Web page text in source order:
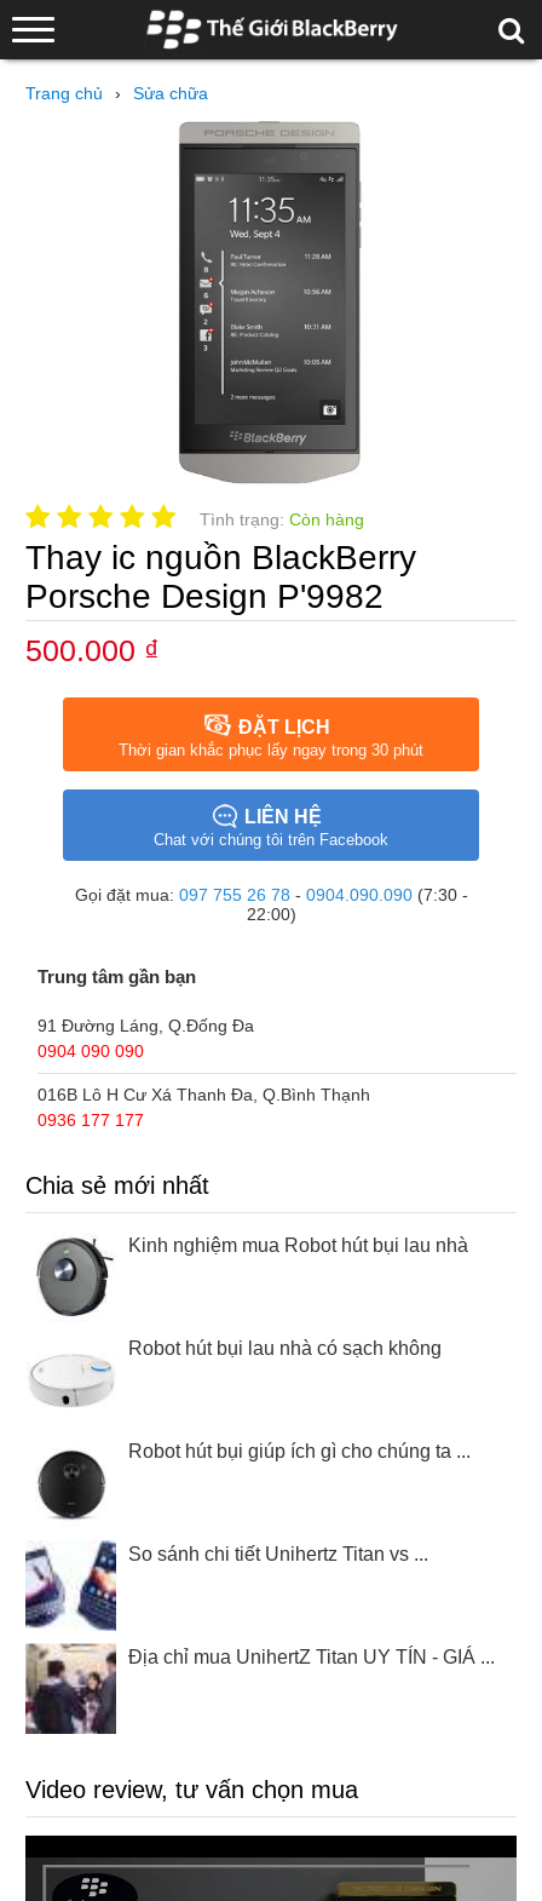
Trang chủ › Sửa chữa
Tình trạng:Còn hàng
Thay ic nguồn BlackBerry
Porsche Design P'9982
500.000 ₫
ĐẶT LỊCH
Thời gian khắc phục lấy ngay trong 30 phút
LIÊN HỆ
Chat với chúng tôi trên Facebook
Gọi đặt mua: 097 755 26 78 - 0904.090.090(7:30 -
22:00)
Trung tâm gần bạn
91 Đường Láng, Q.Đống Đa
0904 090 090
016B Lô H Cư Xá Thanh Đa, Q.Bình Thạnh
0936 177 177
Chia sẻ mới nhất
Kinh nghiệm mua Robot hút bụi lau nhà
Robot hút bụi lau nhà có sạch không
Robot hút bụi giúp ích gì cho chúng ta ...
So sánh chi tiết Unihertz Titan vs ...
Địa chỉ mua UnihertZ Titan UY TÍN - GIÁ ...
Video review, tư vấn chọn mua